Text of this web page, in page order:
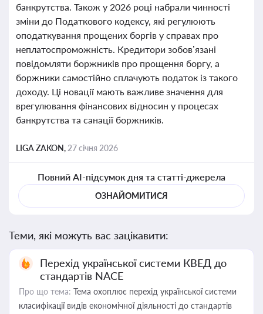
банкрутства. Також у 2026 році набрали чинності
зміни до Податкового кодексу, які регулюють
оподаткування прощених боргів у справах про
неплатоспроможність. Кредитори зобов’язані
повідомляти боржників про прощення боргу, а
боржники самостійно сплачують податок із такого
доходу. Ці новації мають важливе значення для
врегулювання фінансових відносин у процесах
банкрутства та санації боржників.
LIGA ZAKON, 27 січня 2026
Повний AI-підсумок дня та статті-джерела
ОЗНАЙОМИТИСЯ
Теми, які можуть вас зацікавити:
Перехід української системи КВЕД до
стандартів NACE
Про що тема: Тема охоплює перехід української системи
класифікації видів економічної діяльності до стандартів